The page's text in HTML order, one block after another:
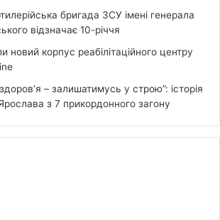
бригада ЗСУ імені генерала
відзначає 10-річчя
новий корпус реабілітаційного центру
– залишатимусь у строю”: історія
з 7 прикордонного загону